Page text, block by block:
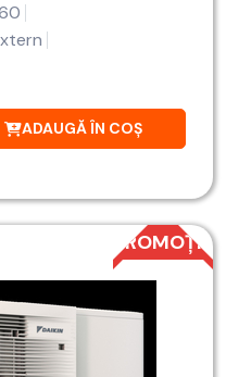
ADAUGĂ ÎN COȘ
PROMOȚIE